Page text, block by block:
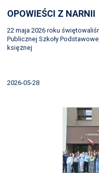
OPOWIEŚCI Z NARNII
22 maja 2026 roku
Publicznej Szkoły
księżnej
2026-05-28